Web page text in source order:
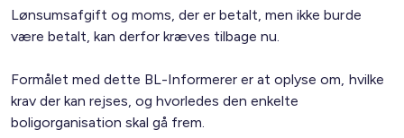
Lønsumsafgift og moms, der er betalt, men ikke burde
være betalt, kan derfor kræves tilbage nu.
Formålet med dette BL-Informerer er at oplyse om, hvilke
krav der kan rejses, og hvorledes den enkelte
boligorganisation skal gå frem.